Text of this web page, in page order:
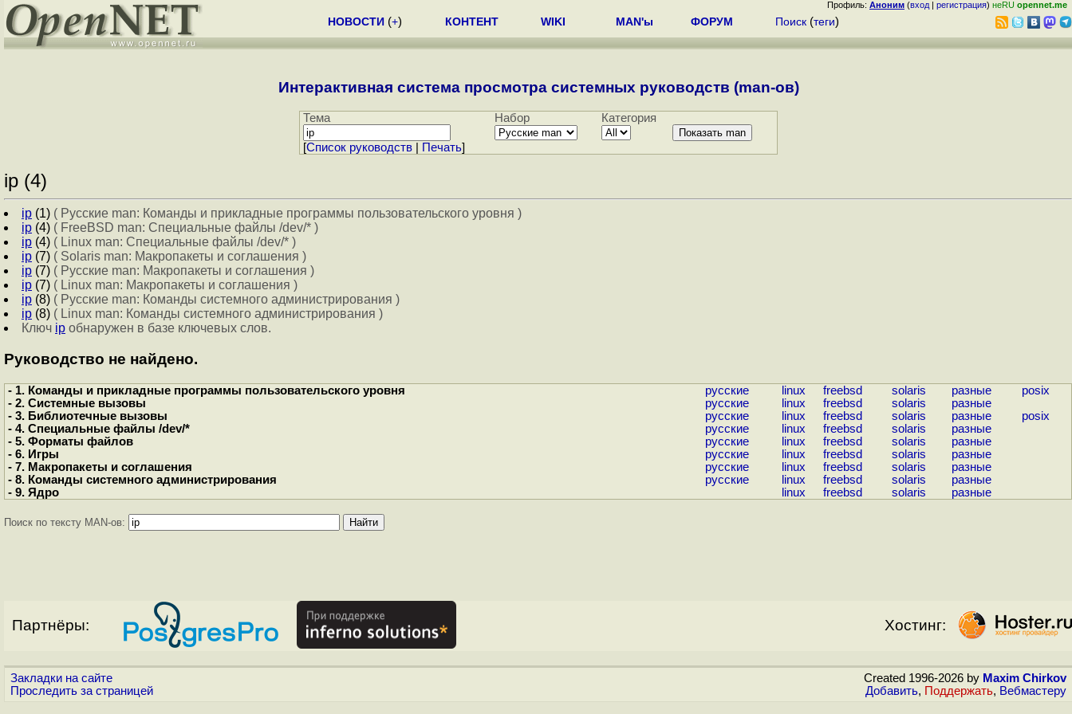
Профиль: Аноним (вход | регистрация) неRU opennet.me
НОВОСТИ (+) КОНТЕНТ WIKI MAN'ы ФОРУМ Поиск (теги)
Интерактивная система просмотра системных руководств (man-ов)
Тема Набор Категория
[Cписок руководств| Печать]
ip (4)
ip (1) ( Русские man: Команды и прикладные программы пользовательского уровня )
ip (4) ( FreeBSD man: Специальные файлы /dev/* )
ip (4) ( Linux man: Специальные файлы /dev/* )
ip (7) ( Solaris man: Макропакеты и соглашения )
ip (7) ( Русские man: Макропакеты и соглашения )
ip (7) ( Linux man: Макропакеты и соглашения )
ip (8) ( Русские man: Команды системного администрирования )
ip (8) ( Linux man: Команды системного администрирования )
Ключ ip обнаружен в базе ключевых слов.
Руководство не найдено.
- 1. Команды и прикладные программы пользовательского уровня русские linux freebsd solaris разные
posix
- 2. Системные вызовы
русские linux freebsd solaris
разные
- 3. Библиотечные вызовы
русские linux freebsd solaris разные
posix
- 4. Специальные файлы /dev/*
русские linux freebsd solaris
разные
- 5. Форматы файлов
русские linux freebsd solaris
разные
- 6. Игры
русские linux freebsd solaris
разные
- 7. Макропакеты и соглашения
русские linux freebsd solaris
разные
- 8. Команды системного администрирования
русские linux freebsd solaris
разные
- 9. Ядро
linux freebsd solaris разные
Поиск по тексту MAN-ов:
Партнёры: Хостинг:
Закладки на сайте
Проследить за страницей
Created 1996-2026 by Maxim Chirkov
Добавить, Поддержать, Вебмастеру